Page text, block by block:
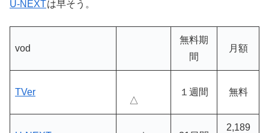
U-NEXTは早そう。
vod
無料期
間
月額
TVer
△
１週間 無料
2,189